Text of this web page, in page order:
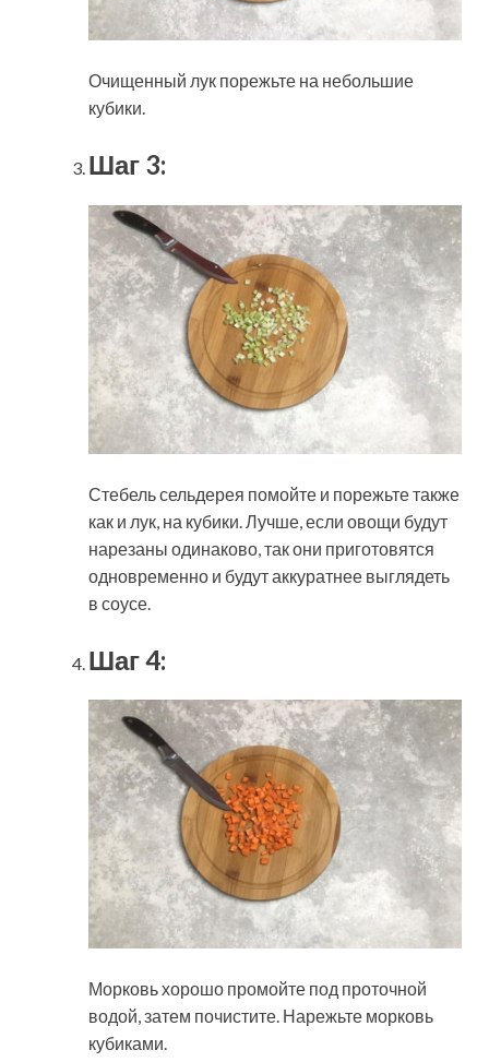
Очищенный лук порежьте на небольшие
кубики.
Шаг 3:
Стебель сельдерея помойте и порежьте также
как и лук, на кубики. Лучше, если овощи будут
нарезаны одинаково, так они приготовятся
одновременно и будут аккуратнее выглядеть
в соусе.
Шаг 4:
Морковь хорошо промойте под проточной
водой, затем почистите. Нарежьте морковь
кубиками.